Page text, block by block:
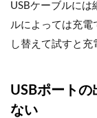
USBケーブルには
ルによっては充電
し替えて試すと充
USBポート
ない